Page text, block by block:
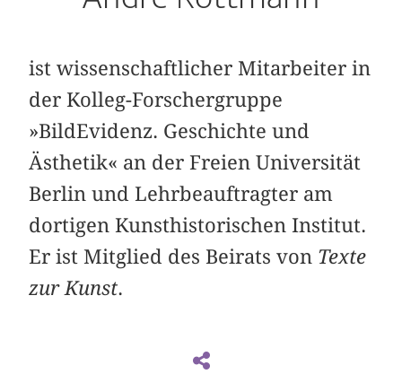
ist wissenschaftlicher Mitarbeiter in
der Kolleg-Forschergruppe
»BildEvidenz. Geschichte und
Ästhetik« an der Freien Universität
Berlin und Lehrbeauftragter am
dortigen Kunsthistorischen Institut.
Er ist Mitglied des Beirats von Texte
zur Kunst.